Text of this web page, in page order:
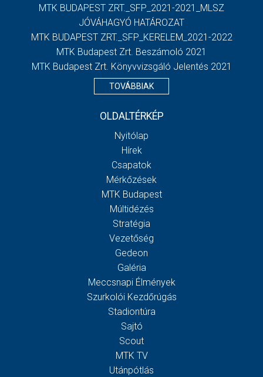
MTK BUDAPEST ZRT._SFP_2021-2021_MLSZ
JÓVÁHAGYÓ HATÁROZAT
MTK BUDAPEST ZRT._SFP_KERELEM_2021-2022
MTK Budapest Zrt. Beszámoló 2021
MTK Budapest Zrt. Könyvvizsgáló Jelentés 2021
TOVÁBBIAK
OLDALTÉRKÉP
Nyitólap
Hírek
Csapatok
Mérkőzések
MTK Budapest
Múltidézés
Stratégia
Vezetőség
Gedeon
Galéria
Meccsnapi Élmények
Szurkolói Kezdőrúgás
Stadiontúra
Sajtó
Scout
MTK TV
Utánpótlás